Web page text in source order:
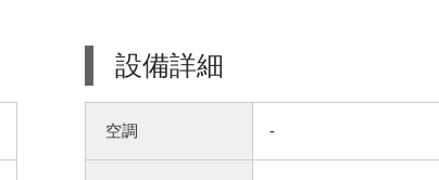
設備詳細
空調 -